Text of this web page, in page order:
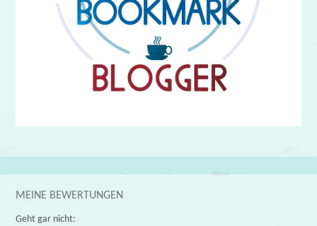
MEINE BEWERTUNGEN
Geht gar nicht: